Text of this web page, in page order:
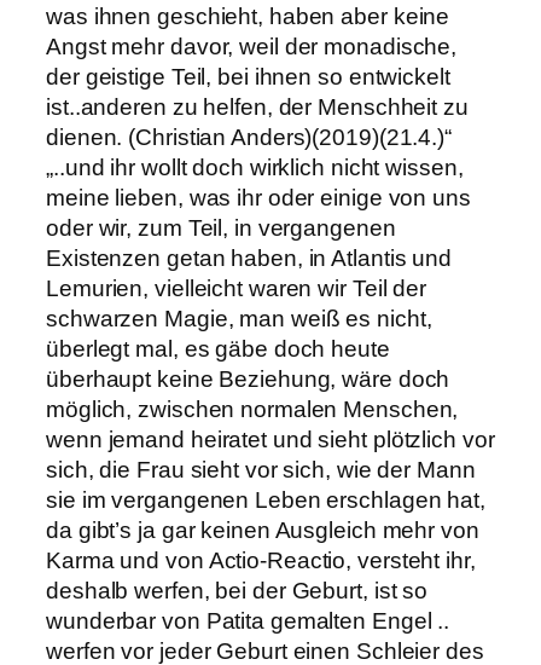
was ihnen geschieht, haben aber keine
Angst mehr davor, weil der monadische,
der geistige Teil, bei ihnen so entwickelt
ist..anderen zu helfen, der Menschheit zu
dienen. (Christian Anders)(2019)(21.4.)“
„..und ihr wollt doch wirklich nicht wissen,
meine lieben, was ihr oder einige von uns
oder wir, zum Teil, in vergangenen
Existenzen getan haben, in Atlantis und
Lemurien, vielleicht waren wir Teil der
schwarzen Magie, man weiß es nicht,
überlegt mal, es gäbe doch heute
überhaupt keine Beziehung, wäre doch
möglich, zwischen normalen Menschen,
wenn jemand heiratet und sieht plötzlich vor
sich, die Frau sieht vor sich, wie der Mann
sie im vergangenen Leben erschlagen hat,
da gibt’s ja gar keinen Ausgleich mehr von
Karma und von Actio-Reactio, versteht ihr,
deshalb werfen, bei der Geburt, ist so
wunderbar von Patita gemalten Engel ..
werfen vor jeder Geburt einen Schleier des